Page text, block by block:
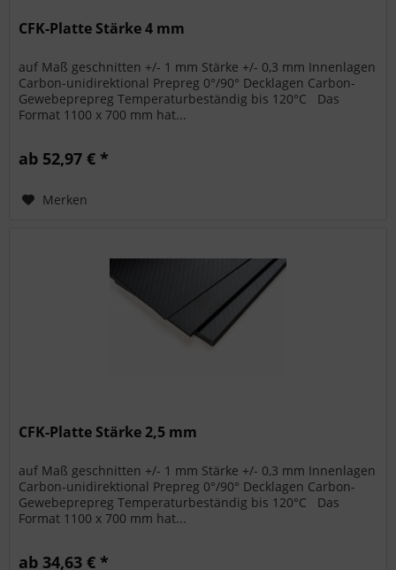
CFK-Platte Stärke 4 mm
auf Maß geschnitten +/- 1 mm Stärke +/- 0,3 mm Innenlagen
Carbon-unidirektional Prepreg 0°/90° Decklagen Carbon-
Gewebeprepreg Temperaturbeständig bis 120°C Das
Format 1100 x 700 mm hat...
ab 52,97 € *
Merken
CFK-Platte Stärke 2,5 mm
auf Maß geschnitten +/- 1 mm Stärke +/- 0,3 mm Innenlagen
Carbon-unidirektional Prepreg 0°/90° Decklagen Carbon-
Gewebeprepreg Temperaturbeständig bis 120°C Das
Format 1100 x 700 mm hat...
ab 34,63 € *